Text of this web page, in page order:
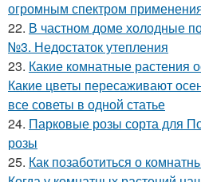
огромным спектром
22. В частном доме холодные
№3. Недостаток утепления
23. Какие комнатные растения
Какие цветы пересаживают
все советы в одной статье
24. Парковые розы сорта для
розы
25. Как позаботиться о